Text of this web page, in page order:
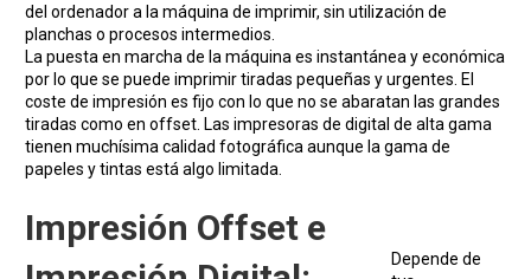
del ordenador a la máquina de imprimir, sin utilización de
planchas o procesos intermedios.
La puesta en marcha de la máquina es instantánea y económica
por lo que se puede imprimir tiradas pequeñas y urgentes. El
coste de impresión es fijo con lo que no se abaratan las grandes
tiradas como en offset. Las impresoras de digital de alta gama
tienen muchísima calidad fotográfica aunque la gama de
papeles y tintas está algo limitada.
Impresión Offset e
Depende de